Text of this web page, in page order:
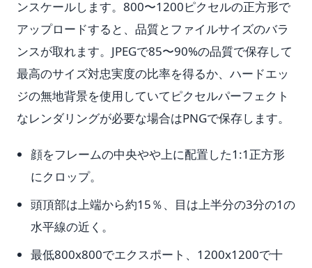
ンスケールします。800〜1200ピクセルの正方形で
アップロードすると、品質とファイルサイズのバラ
ンスが取れます。JPEGで85〜90%の品質で保存して
最高のサイズ対忠実度の比率を得るか、ハードエッ
ジの無地背景を使用していてピクセルパーフェクト
なレンダリングが必要な場合はPNGで保存します。
顔をフレームの中央やや上に配置した1:1正方形
にクロップ。
頭頂部は上端から約15％、目は上半分の3分の1の
水平線の近く。
最低800x800でエクスポート、1200x1200で十